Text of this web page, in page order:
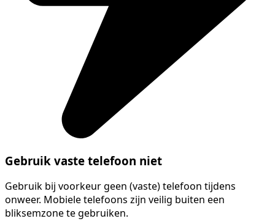
Gebruik vaste telefoon niet
Gebruik bij voorkeur geen (vaste) telefoon tijdens
onweer. Mobiele telefoons zijn veilig buiten een
bliksemzone te gebruiken.